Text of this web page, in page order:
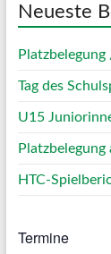
Neueste
Tag des
U15
HTC-
Termine